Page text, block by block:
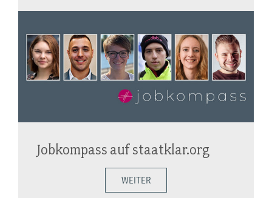
Jobkompass auf staatklar.org
WEITER